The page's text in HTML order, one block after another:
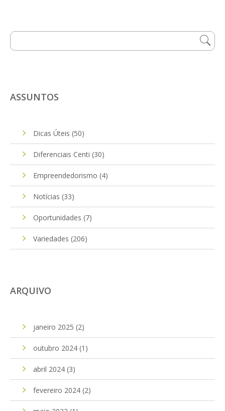
ASSUNTOS
Dicas Úteis (50)
Diferenciais Centi (30)
Empreendedorismo (4)
Notícias (33)
Oportunidades (7)
Variedades (206)
ARQUIVO
janeiro 2025 (2)
outubro 2024 (1)
abril 2024 (3)
fevereiro 2024 (2)